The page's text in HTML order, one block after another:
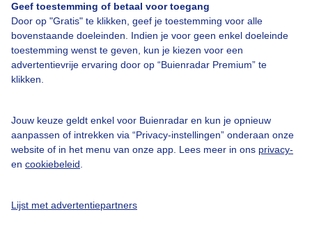
Geef toestemming of betaal voor toegang
Door op "Gratis" te klikken, geef je toestemming voor alle
bovenstaande doeleinden. Indien je voor geen enkel doeleinde
toestemming wenst te geven, kun je kiezen voor een
advertentievrije ervaring door op “Buienradar Premium” te
klikken.
Jouw keuze geldt enkel voor Buienradar en kun je opnieuw
aanpassen of intrekken via “Privacy-instellingen” onderaan onze
website of in het menu van onze app. Lees meer in ons privacy-
en cookiebeleid
Lijst met advertentiepartners
Gebruikersvoorwaarden
Adverteren
Buienradar Team
Cookie beleid
Privacy instellingen
Gratis weerdata